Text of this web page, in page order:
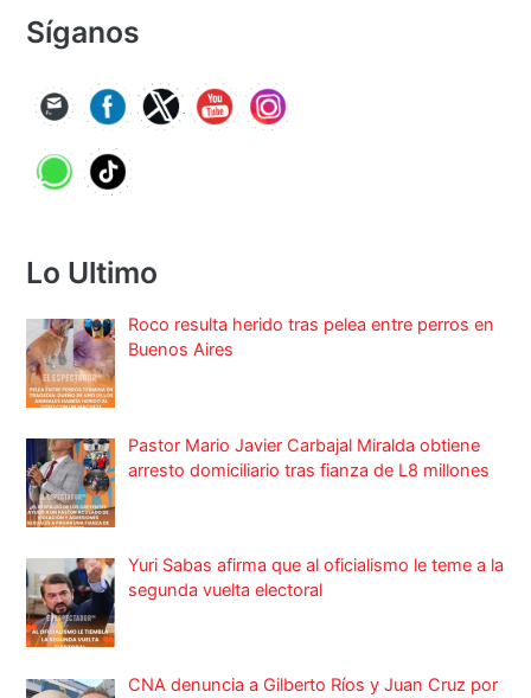
Síganos
Lo Ultimo
Roco resulta herido tras pelea entre perros en
Buenos Aires
Pastor Mario Javier Carbajal Miralda obtiene
arresto domiciliario tras fianza de L8 millones
Yuri Sabas afirma que al oficialismo le teme a la
segunda vuelta electoral
CNA denuncia a Gilberto Ríos y Juan Cruz por